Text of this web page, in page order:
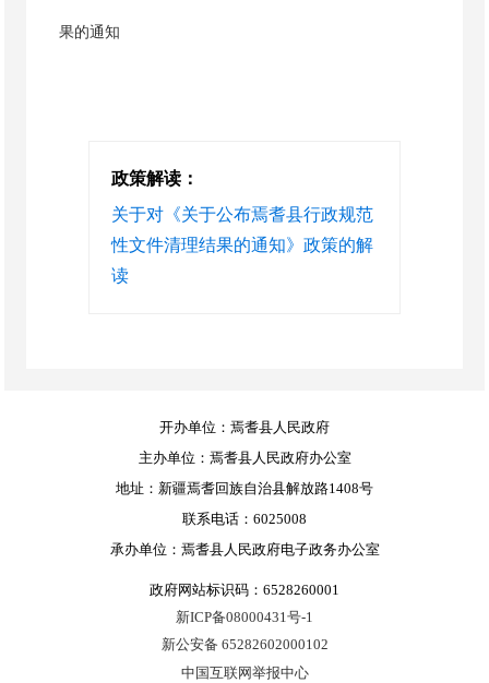
果的通知
政策解读：
关于对《关于公布焉耆县行政规范
性文件清理结果的通知》政策的解
读
开办单位：焉耆县人民政府
主办单位：焉耆县人民政府办公室
地址：新疆焉耆回族自治县解放路1408号
联系电话：6025008
承办单位：焉耆县人民政府电子政务办公室
政府网站标识码：6528260001
新ICP备08000431号-1
新公安备 65282602000102
中国互联网举报中心